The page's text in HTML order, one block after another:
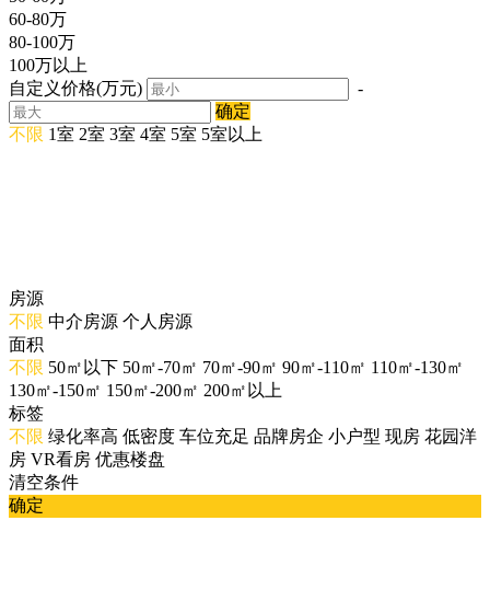
60-80万
80-100万
100万以上
自定义价格(万元)
-
确定
不限 1室 2室 3室 4室 5室 5室以上
房源
不限 中介房源 个人房源
面积
不限 50㎡以下 50㎡-70㎡ 70㎡-90㎡ 90㎡-110㎡ 110㎡-130㎡
130㎡-150㎡ 150㎡-200㎡ 200㎡以上
标签
不限 绿化率高 低密度 车位充足 品牌房企 小户型 现房 花园洋
房 VR看房 优惠楼盘
清空条件
确定